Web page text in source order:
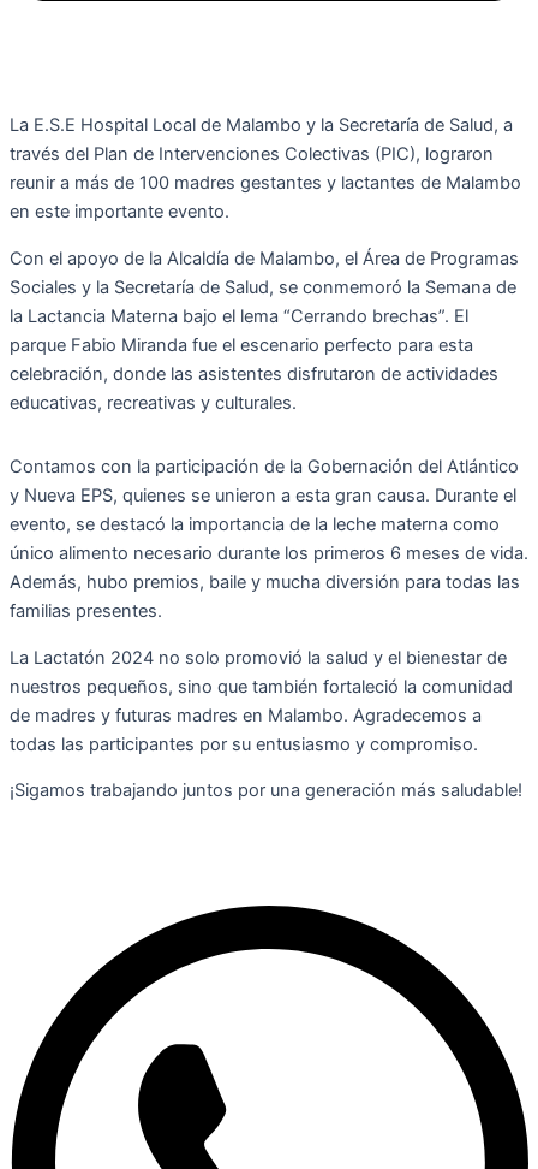
La E.S.E Hospital Local de Malambo y la Secretaría de Salud, a
través del Plan de Intervenciones Colectivas (PIC), lograron
reunir a más de 100 madres gestantes y lactantes de Malambo
en este importante evento.
Con el apoyo de la Alcaldía de Malambo, el Área de Programas
Sociales y la Secretaría de Salud, se conmemoró la Semana de
la Lactancia Materna bajo el lema “Cerrando brechas”. El
parque Fabio Miranda fue el escenario perfecto para esta
celebración, donde las asistentes disfrutaron de actividades
educativas, recreativas y culturales.
Contamos con la participación de la Gobernación del Atlántico
y Nueva EPS, quienes se unieron a esta gran causa. Durante el
evento, se destacó la importancia de la leche materna como
único alimento necesario durante los primeros 6 meses de vida.
Además, hubo premios, baile y mucha diversión para todas las
familias presentes.
La Lactatón 2024 no solo promovió la salud y el bienestar de
nuestros pequeños, sino que también fortaleció la comunidad
de madres y futuras madres en Malambo. Agradecemos a
todas las participantes por su entusiasmo y compromiso.
¡Sigamos trabajando juntos por una generación más saludable!